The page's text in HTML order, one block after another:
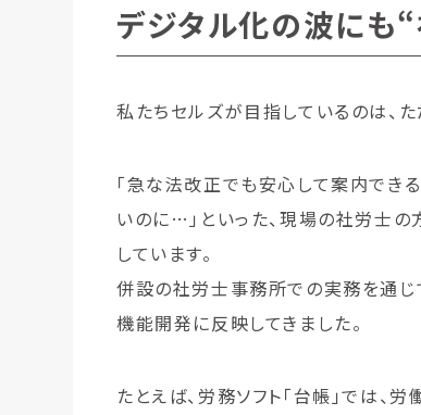
デジタル化の波にも
私たちセルズが目指しているのは、た
「急な法改正でも安心して案内でき
いのに…」といった、現場の社労士の
しています。
併設の社労士事務所での実務を通じ
機能開発に反映してきました。
たとえば、労務ソフト「台帳」では、